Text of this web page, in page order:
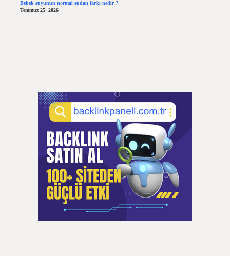
Bebek suyunun normal sudan farkı nedir ?
Temmuz 25, 2026